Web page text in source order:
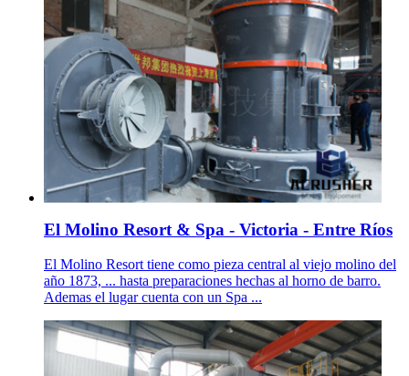
El Molino Resort & Spa - Victoria - Entre Ríos
El Molino Resort tiene como pieza central al viejo molino del
año 1873, ... hasta preparaciones hechas al horno de barro.
Ademas el lugar cuenta con un Spa ...